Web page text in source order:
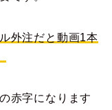
外注だと動画1本
赤字になります